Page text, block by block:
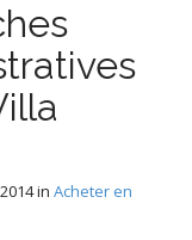
in Acheter en